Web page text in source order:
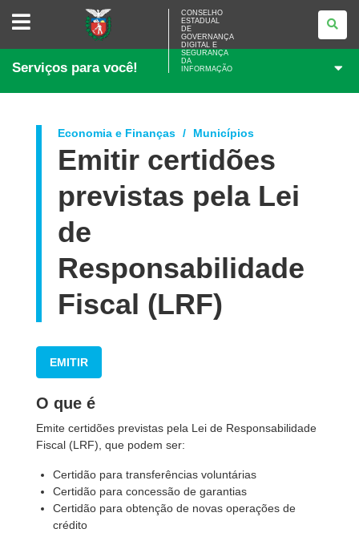
CONSELHO
ESTADUAL
GOVERNANÇA
E
DA
CONSELHO
ESTADUAL
DE
GOVERNANÇA
DIGITAL E
SEGURANÇA
DA
INFORMAÇÃO
Serviços para você!
Economia e Finanças Municípios
Emitir certidões
previstas pela Lei
de
Responsabilidade
Fiscal (LRF)
EMITIR
O que é
Emite certidões previstas pela Lei de Responsabilidade
Fiscal (LRF), que podem ser:
Certidão para transferências voluntárias
Certidão para concessão de garantias
Certidão para obtenção de novas operações de
crédito